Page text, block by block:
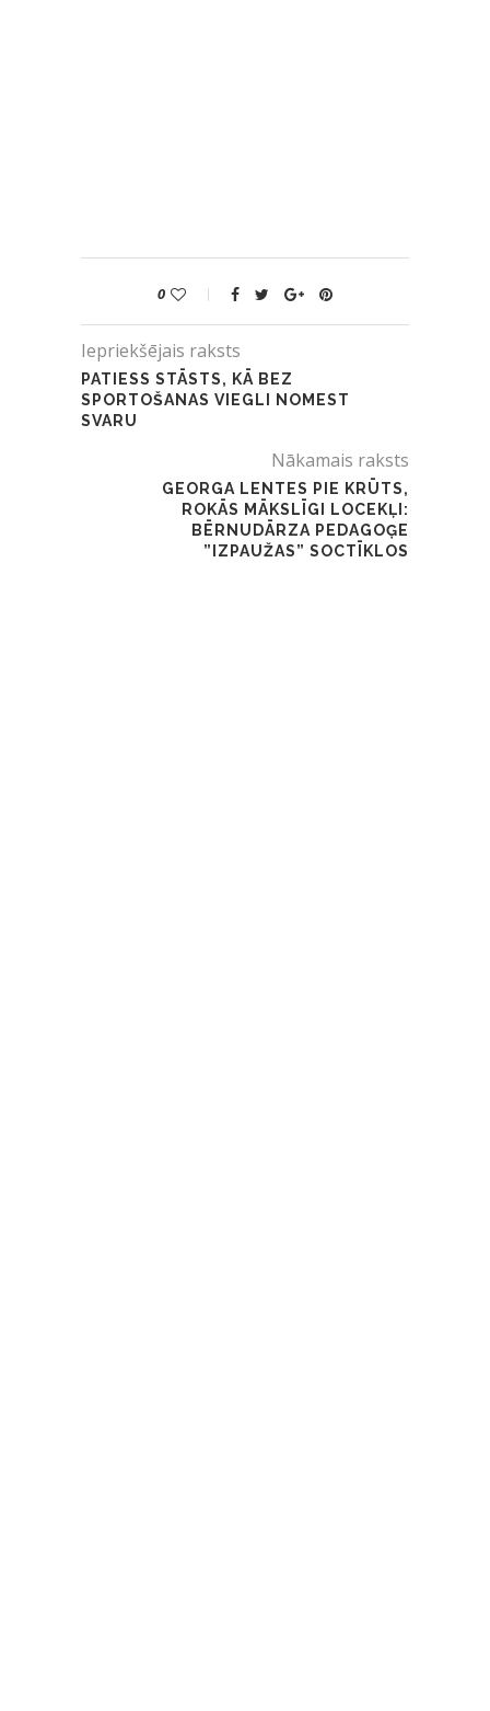
0
Iepriekšējais raksts
PATIESS STĀSTS, KĀ BEZ
SPORTOŠANAS VIEGLI NOMEST
SVARU
Nākamais raksts
GEORGA LENTES PIE KRŪTS,
ROKĀS MĀKSLĪGI LOCEKĻI:
BĒRNUDĀRZA PEDAGOĢE
”IZPAUŽAS” SOCTĪKLOS